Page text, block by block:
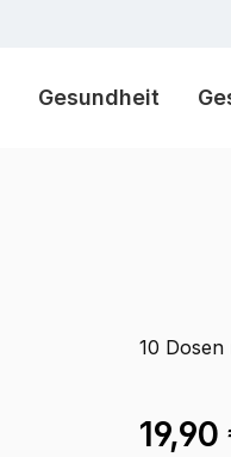
Gesundheit
10
Regulärer
19,90